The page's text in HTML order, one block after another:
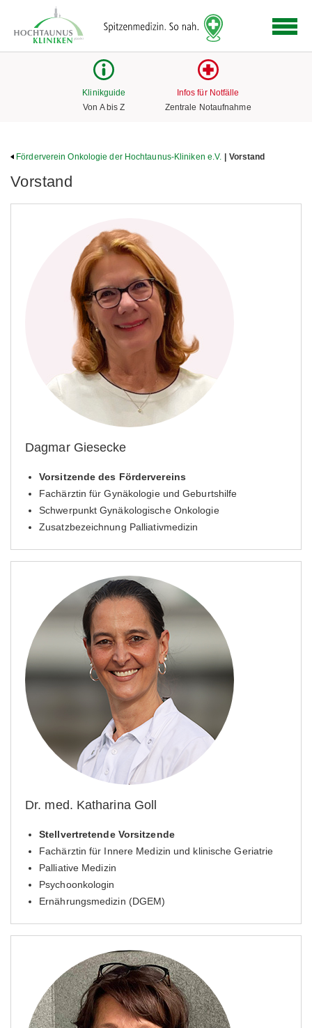
Link
zur
Klinikguide
Von A bis Z
Infos für Notfälle
Zentrale Notaufnahme
Förderverein Onkologie der Hochtaunus-Kliniken e.V. | Vorstand
Vorstand
Dagmar Giesecke
Vorsitzende des Fördervereins
Fachärztin für Gynäkologie und Geburtshilfe
Schwerpunkt Gynäkologische Onkologie
Zusatzbezeichnung Palliativmedizin
Dr. med. Katharina Goll
Stellvertretende Vorsitzende
Fachärztin für Innere Medizin und klinische Geriatrie
Palliative Medizin
Psychoonkologin
Ernährungsmedizin (DGEM)